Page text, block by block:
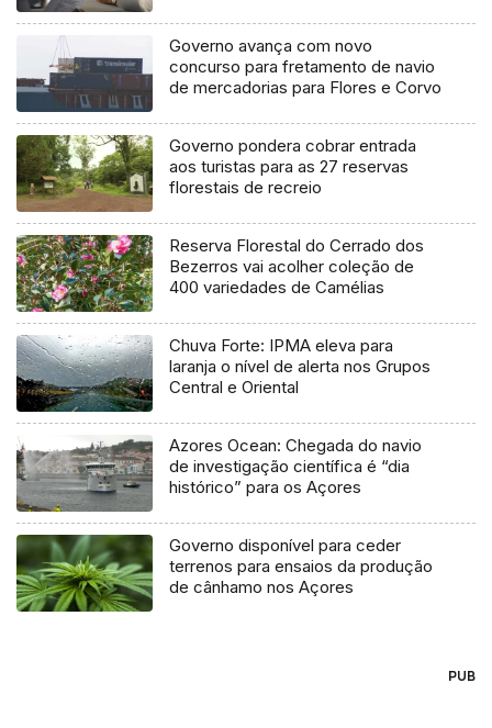
Governo avança com novo
concurso para fretamento de navio
de mercadorias para Flores e Corvo
Governo pondera cobrar entrada
aos turistas para as 27 reservas
florestais de recreio
Reserva Florestal do Cerrado dos
Bezerros vai acolher coleção de
400 variedades de Camélias
Chuva Forte: IPMA eleva para
laranja o nível de alerta nos Grupos
Central e Oriental
Azores Ocean: Chegada do navio
de investigação científica é “dia
histórico” para os Açores
Governo disponível para ceder
terrenos para ensaios da produção
de cânhamo nos Açores
PUB